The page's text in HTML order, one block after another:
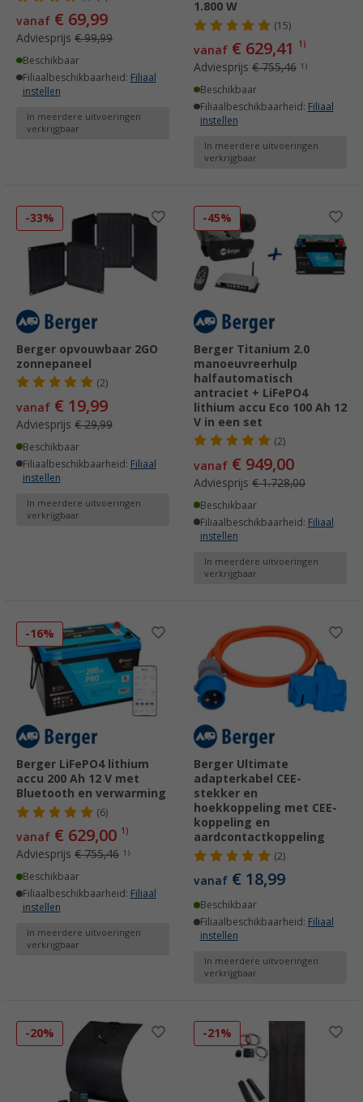
vanaf € 69,99
Adviesprijs € 99,99
Beschikbaar
Filiaalbeschikbaarheid: Filiaal
instellen
In meerdere uitvoeringen
verkrijgbaar
1.800 W
(15)
vanaf € 629,41 1)
Adviesprijs € 755,46 1)
Beschikbaar
Filiaalbeschikbaarheid: Filiaal
instellen
In meerdere uitvoeringen
verkrijgbaar
-33%
Berger opvouwbaar 2GO
zonnepaneel
(2)
vanaf € 19,99
Adviesprijs € 29,99
Beschikbaar
Filiaalbeschikbaarheid: Filiaal
instellen
In meerdere uitvoeringen
verkrijgbaar
-45%
Berger Titanium 2.0
manoeuvreerhulp
halfautomatisch
antraciet + LiFePO4
lithium accu Eco 100 Ah 12
V in een set
(2)
vanaf € 949,00
Adviesprijs € 1.728,00
Beschikbaar
Filiaalbeschikbaarheid: Filiaal
instellen
In meerdere uitvoeringen
verkrijgbaar
-16%
Berger LiFePO4 lithium
accu 200 Ah 12 V met
Bluetooth en verwarming
(6)
vanaf € 629,00 1)
Adviesprijs € 755,46 1)
Beschikbaar
Filiaalbeschikbaarheid: Filiaal
instellen
In meerdere uitvoeringen
verkrijgbaar
Berger Ultimate
adapterkabel CEE-
stekker en
hoekkoppeling met CEE-
koppeling en
aardcontactkoppeling
(2)
vanaf € 18,99
Beschikbaar
Filiaalbeschikbaarheid: Filiaal
instellen
In meerdere uitvoeringen
verkrijgbaar
-20% -21%